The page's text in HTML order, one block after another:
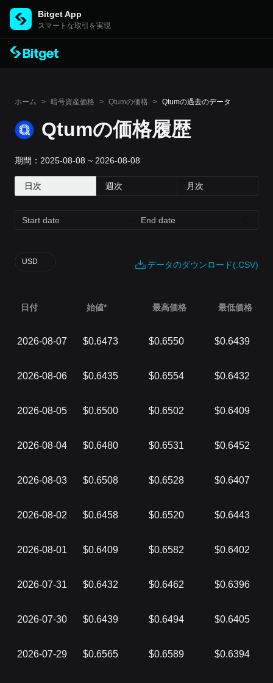
Bitget App
スマートな取引を実現
ホーム > 暗号資産価格 > Qtumの価格 > Qtumの過去のデータ
Qtumの価格履歴
期間：2025-08-08 ~ 2026-08-08
日次 週次 月次
データのダウンロード(.CSV)
USD
日付 始値* 最高価格 最低価格
2026-08-07 $0.6473 $0.6550 $0.6439
2026-08-06 $0.6435 $0.6554 $0.6432
2026-08-05 $0.6500 $0.6502 $0.6409
2026-08-04 $0.6480 $0.6531 $0.6452
2026-08-03 $0.6508 $0.6528 $0.6407
2026-08-02 $0.6458 $0.6520 $0.6443
2026-08-01 $0.6409 $0.6582 $0.6402
2026-07-31 $0.6432 $0.6462 $0.6396
2026-07-30 $0.6439 $0.6494 $0.6405
2026-07-29 $0.6565 $0.6589 $0.6394